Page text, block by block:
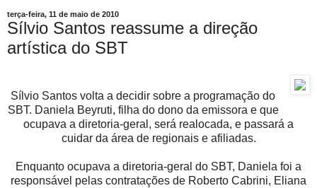
terça-feira, 11 de maio de 2010
Sílvio Santos reassume a direção
artística do SBT
Sílvio Santos volta a decidir sobre a programação do
SBT. Daniela Beyruti, filha do dono da emissora e que
ocupava a diretoria-geral, será realocada, e passará a
cuidar da área de regionais e afiliadas.
Enquanto ocupava a diretoria-geral do SBT, Daniela foi a
responsável pelas contratações de Roberto Cabrini, Eliana